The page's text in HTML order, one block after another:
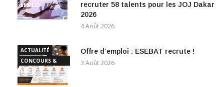
EMPLOI
recruter 58 talents pour les JOJ Dakar
2026
4 Août 2026
ACTUALITÉ
CONCOURS &
EMPLOI
Offre d’emploi : ESEBAT recrute !
3 Août 2026